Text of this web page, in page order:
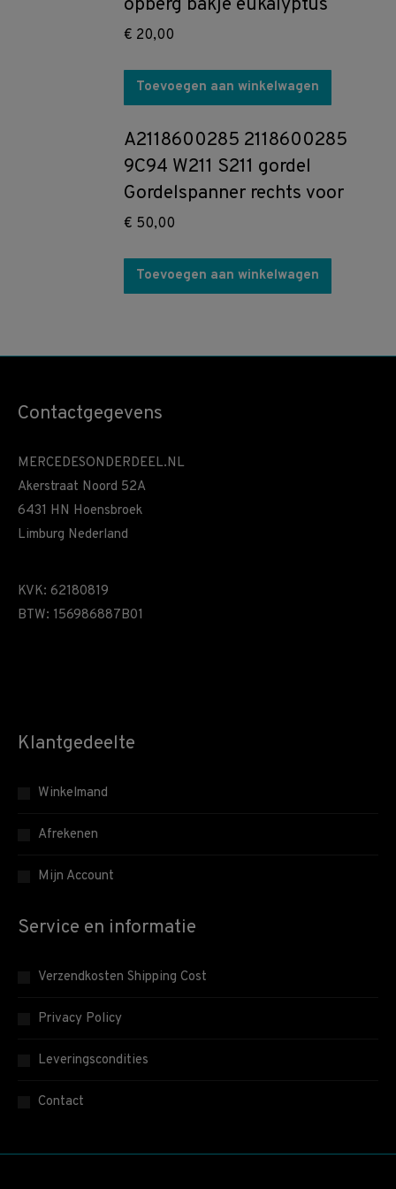
opberg bakje eukalyptus
€ 20,00
Toevoegen aan winkelwagen
A2118600285 2118600285
9C94 W211 S211 gordel
Gordelspanner rechts voor
€ 50,00
Toevoegen aan winkelwagen
Contactgegevens
MERCEDESONDERDEEL.NL
Akerstraat Noord 52A
6431 HN Hoensbroek
Limburg Nederland
KVK: 62180819
BTW: 156986887B01
Klantgedeelte
Winkelmand
Afrekenen
Mijn Account
Service en informatie
Verzendkosten Shipping Cost
Privacy Policy
Leveringscondities
Contact